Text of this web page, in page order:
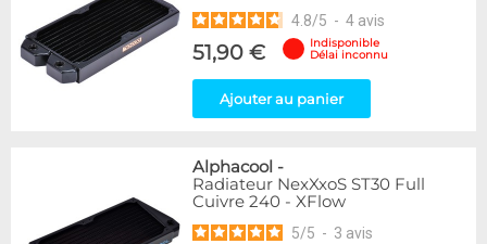
4.8/5 - 4 avis
51,90 €
Indisponible
Délai inconnu
Ajouter au panier
Alphacool -
Radiateur NexXxoS ST30 Full
Cuivre 240 - XFlow
5/5 - 3 avis